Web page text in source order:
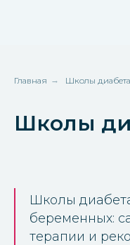
Главная → Школы диабета
Школы
Школы
беременных:
терапии и